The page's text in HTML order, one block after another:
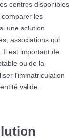
centres disponibles
les
une solution
associations qui
Il est important de
ou de la
l'immatriculation
valide.